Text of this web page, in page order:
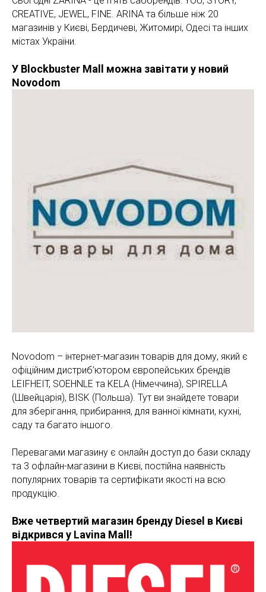
CREATIVE, JEWEL, FINE. ARINA та більше ніж 20
магазинів у Києві, Бердичеві, Житомирі, Одесі та інших
містах України.
У Blockbuster Mall можна завітати у новий
Novodom
Novodom – інтернет-магазин товарів для дому, який є
офіційним дистриб’ютором європейських брендів
LEIFHEIT, SOEHNLE та KELA (Німеччина), SPIRELLA
(Швейцарія), BISK (Польша). Тут ви знайдете товари
для зберігання, прибирання, для ванної кімнати, кухні,
саду та багато іншого.
Перевагами магазину є онлайн доступ до бази складу
та 3 офлайн-магазини в Києві, постійна наявність
популярних товарів та сертифікати якості на всю
продукцію.
Вже четвертий магазин бренду Diesel в Києві
відкрився у Lavina Mall!